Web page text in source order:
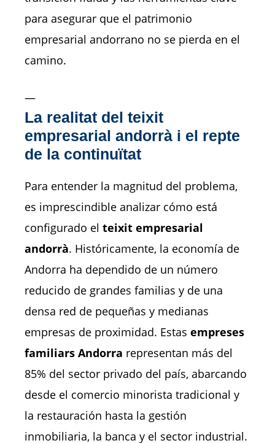
para asegurar que el patrimonio
empresarial andorrano no se pierda en el
camino.
—
La realitat del teixit
empresarial andorrà i el repte
de la continuïtat
Para entender la magnitud del problema,
es imprescindible analizar cómo está
configurado el teixit empresarial
andorrà. Históricamente, la economía de
Andorra ha dependido de un número
reducido de grandes familias y de una
densa red de pequeñas y medianas
empresas de proximidad. Estas empreses
familiars Andorra representan más del
85% del sector privado del país, abarcando
desde el comercio minorista tradicional y
la restauración hasta la gestión
inmobiliaria, la banca y el sector industrial.